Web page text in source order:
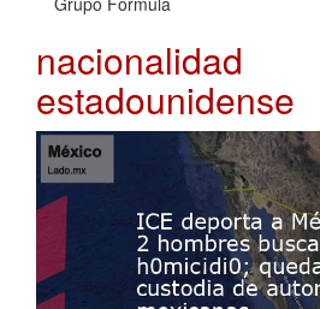
nacionalidad
estadounidense